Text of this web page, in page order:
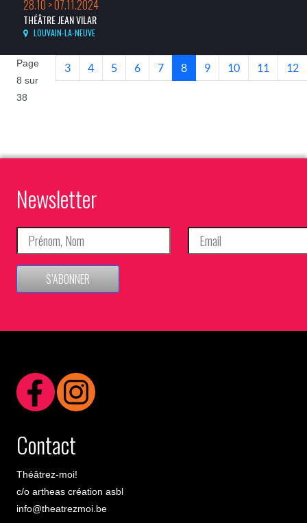
28.10 > 07.11.2024
THÉÂTRE JEAN VILAR
LOUVAIN-LA-NEUVE
Page
8 sur
38
3 4 5 6 7 8 9 10 11 12
Newsletter
S’ABONNER
Contact
Théâtrez-moi!
c/o artheas création asbl
info@theatrezmoi.be